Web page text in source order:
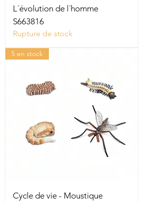
L´évolution de l´homme
S663816
Rupture de stock
5 en stock
Cycle de vie - Moustique